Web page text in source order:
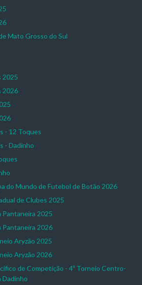
Mato Grosso do Sul
2025
2026
- 12 Toques
- Dadinho
do Mundo de Futebol de Botão 2026
de Clubes 2025
Pantaneira 2025
Pantaneira 2026
Aryzão 2025
Aryzão 2026
de Competição - 4º Torneio Centro-
Dadinho